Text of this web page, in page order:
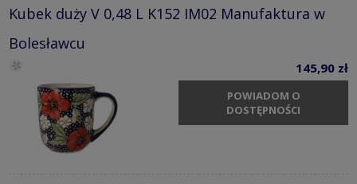
Kubek duży V 0,48 L K152 IM02 Manufaktura w
Bolesławcu
145,90 zł
POWIADOM O
DOSTĘPNOŚCI